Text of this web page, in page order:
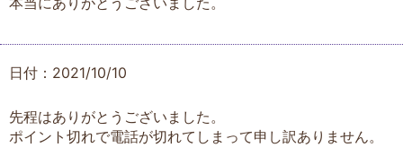
日付：2021/10/10
先程はありがとうございました。
ポイント切れで電話が切れてしまって申し訳ありません。